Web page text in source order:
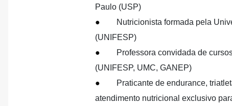
Paulo (USP)
●
Nutricionista formada pela
(UNIFESP)
●
Professora convidada de
(UNIFESP, UMC, GANEP)
●
Praticante de endurance,
atendimento nutricional exclusivo